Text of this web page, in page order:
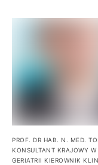
PROF. DR HAB. N. MED.
KONSULTANT KRAJOWY
GERIATRII KIEROWNIK